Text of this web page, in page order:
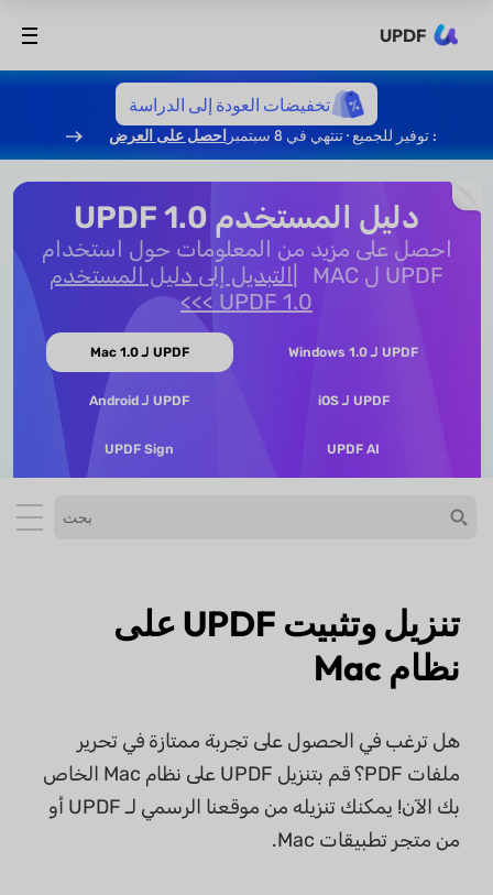
UPDF
تخفيضات العودة إلى الدراسة
: توفير للجميع · تنتهي في 8 سبتمبر احصل على العرض
دليل المستخدم UPDF 1.0
احصل على مزيد من المعلومات حول استخدام
UPDF ل MAC
التبديل إلى دليل المستخدم
UPDF 1.0 >>>
UPDF لـ Windows 1.0 UPDF لـ Mac 1.0
UPDF لـ iOS UPDF لـ Android
UPDF AI
UPDF Sign
تنزيل وتثبيت UPDF على
نظام Mac
هل ترغب في الحصول على تجربة ممتازة في تحرير
ملفات PDF؟ قم بتنزيل UPDF على نظام Mac الخاص
بك الآن! يمكنك تنزيله من موقعنا الرسمي لـ UPDF أو
من متجر تطبيقات Mac.